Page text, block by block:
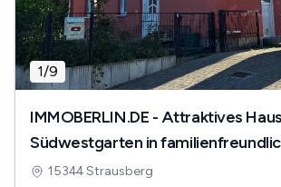
1/9
IMMOBERLIN.DE - Attraktives
Südwestgarten in
nahe Straussee
15344 Strausberg